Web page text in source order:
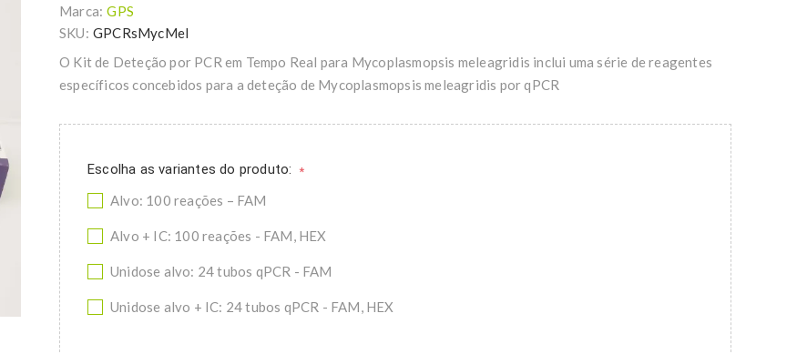
Marca: GPS
SKU: GPCRsMycMel
O Kit de Deteção por PCR em Tempo Real para Mycoplasmopsis meleagridis inclui uma série de reagentes
específicos concebidos para a deteção de Mycoplasmopsis meleagridis por qPCR
Escolha as variantes do produto: *
Alvo: 100 reações – FAM
Alvo + IC: 100 reações - FAM, HEX
Unidose alvo: 24 tubos qPCR - FAM
Unidose alvo + IC: 24 tubos qPCR - FAM, HEX